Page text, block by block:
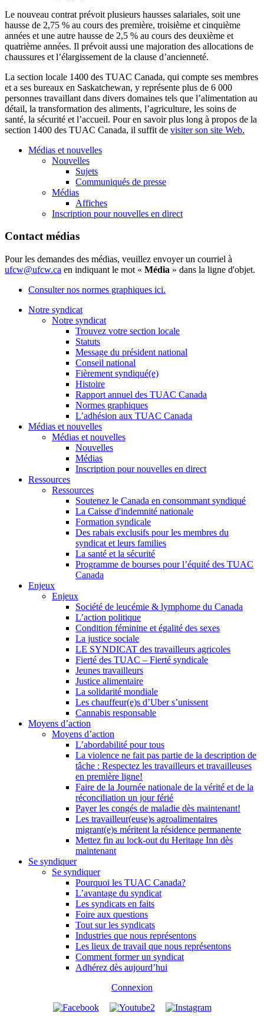
Le nouveau contrat prévoit plusieurs hausses salariales, soit une
hausse de 2,75 % au cours des première, troisième et cinquième
années et une autre hausse de 2,5 % au cours des deuxième et
quatrième années. Il prévoit aussi une majoration des allocations de
chaussures et l’élargissement de la clause d’ancienneté.
La section locale 1400 des TUAC Canada, qui compte ses membres
et a ses bureaux en Saskatchewan, y représente plus de 6 000
personnes travaillant dans divers domaines tels que l’alimentation au
détail, la transformation des aliments, l’agriculture, les soins de
santé, la sécurité et l’accueil. Pour en savoir plus long à propos de la
section 1400 des TUAC Canada, il suffit de visiter son site Web.
Médias et nouvelles
Nouvelles
Sujets
Communiqués de presse
Médias
Affiches
Inscription pour nouvelles en direct
Contact médias
Pour les demandes des médias, veuillez envoyer un courriel à
ufcw@ufcw.ca en indiquant le mot « Média » dans la ligne d'objet.
Consulter nos normes graphiques ici.
Notre syndicat
Notre syndicat
Trouvez votre section locale
Statuts
Message du président national
Conseil national
Fièrement syndiqué(e)
Histoire
Rapport annuel des TUAC Canada
Normes graphiques
L’adhésion aux TUAC Canada
Médias et nouvelles
Médias et nouvelles
Nouvelles
Médias
Inscription pour nouvelles en direct
Ressources
Ressources
Soutenez le Canada en consommant syndiqué
La Caisse d'indemnité nationale
Formation syndicale
Des rabais exclusifs pour les membres du
syndicat et leurs families
La santé et la sécurité
Programme de bourses pour l’équité des TUAC
Canada
Enjeux
Enjeux
Société de leucémie & lymphome du Canada
L’action politique
Condition féminine et égalité des sexes
La justice sociale
LE SYNDICAT des travailleurs agricoles
Fierté des TUAC – Fierté syndicale
Jeunes travailleurs
Justice alimentaire
La solidarité mondiale
Les chauffeur(e)s d’Uber s’unissent
Cannabis responsable
Moyens d’action
Moyens d’action
L’abordabilité pour tous
La violence ne fait pas partie de la description de
tâche : Respectez les travailleurs et travailleuses
en première ligne!
Faire de la Journée nationale de la vérité et de la
réconciliation un jour férié
Payer les congés de maladie dès maintenant!
Les travailleur(euse)s agroalimentaires
migrant(e)s méritent la résidence permanente
Mettez fin au lock-out du Heritage Inn dès
maintenant
Se syndiquer
Se syndiquer
Pourquoi les TUAC Canada?
L’avantage du syndicat
Les syndicats en faits
Foire aux questions
Tout sur les syndicats
Industries que nous représentons
Les lieux de travail que nous représentons
Comment former un syndicat
Adhérez dès aujourd’hui
Connexion